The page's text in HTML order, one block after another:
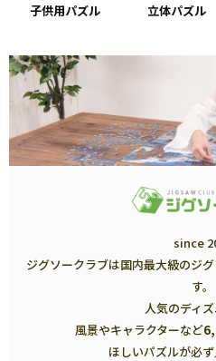
子供用パズル 立体パズル
since
ジグソークラブは国内最大級のジ
す。
人気のディ
風景やキャラクターなど
ほしいパズルが必